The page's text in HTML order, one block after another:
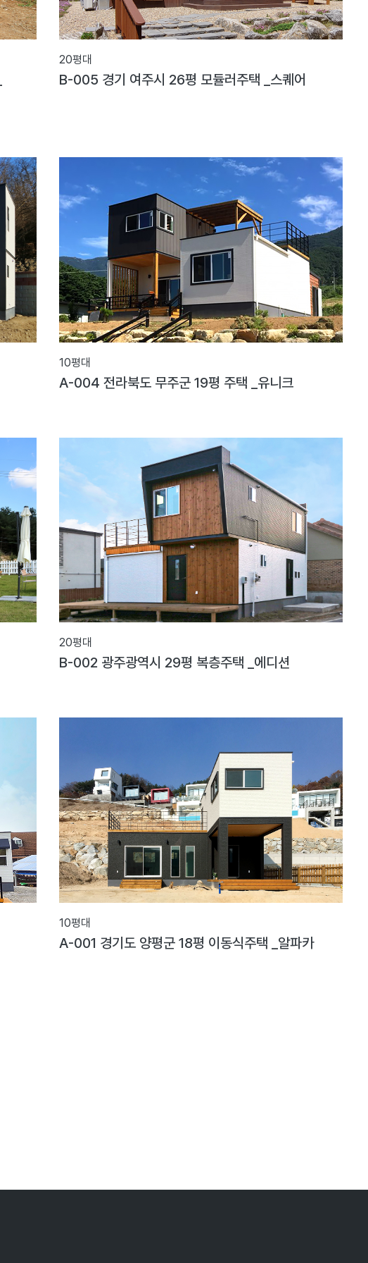
20평대
B-005 경기 여주시 26평 모듈러주택 _스퀘어
10평대
A-004 전라북도 무주군 19평 주택 _유니크
20평대
B-002 광주광역시 29평 복층주택 _에디션
10평대
A-001 경기도 양평군 18평 이동식주택 _알파카